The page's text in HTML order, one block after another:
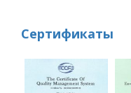
Сертификаты